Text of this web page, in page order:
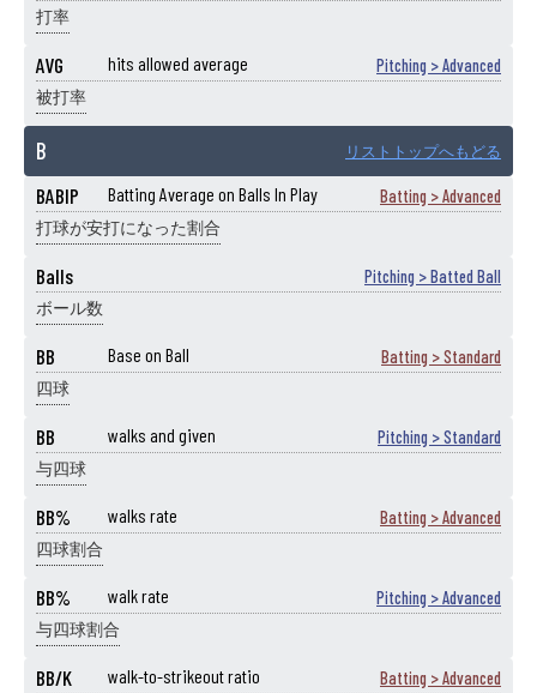
打率
AVG hits allowed average Pitching > Advanced
被打率
B リストトップへもどる
BABIP Batting Average on Balls In Play Batting > Advanced
打球が安打になった割合
Balls Pitching > Batted Ball
ボール数
BB Base on Ball Batting > Standard
四球
BB walks and given Pitching > Standard
与四球
BB% walks rate Batting > Advanced
四球割合
BB% walk rate Pitching > Advanced
与四球割合
BB/K walk-to-strikeout ratio Batting > Advanced